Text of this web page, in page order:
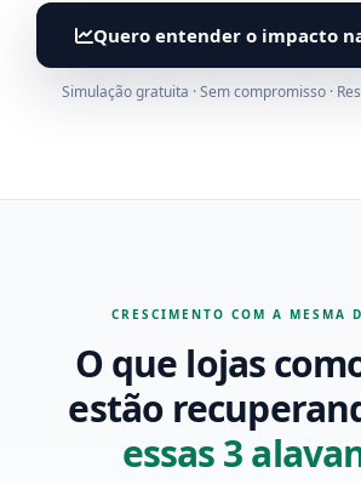
Quero entender o impacto
Simulação gratuita · Sem compromisso ·
CRESCIMENTO COM A MESMA
O que lojas
estão
essas 3